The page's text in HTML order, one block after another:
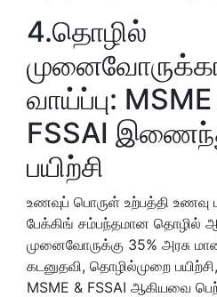
4.தொழில்
வாய்ப்பு:
FSSAI
பயிற்சி
உணவுப் பொருள் உற்பத்தி உணவு
பேக்கிங் சம்பந்தமான தொழில்
முனைவோருக்கு 35% அரசு
கடனுதவி, தொழில்முறை
MSME & FSSAI ஆகியவை